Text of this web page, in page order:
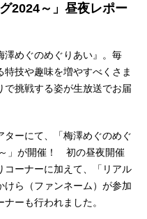
2024～」昼夜レポー
澤めぐのめぐりあい』。毎
特技や趣味を増やすべくさま
で挑戦する姿が生放送でお届
ーにて、「梅澤めぐのめぐ
」が開催！ 初の昼夜開催
コーナーに加えて、「リアル
ら（ファンネーム）が参加
ーも行われました。